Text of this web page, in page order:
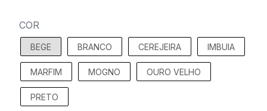
COR
BEGE BRANCO CEREJEIRA IMBUIA
MARFIM MOGNO OURO VELHO
PRETO